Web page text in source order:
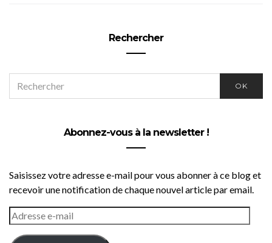
Rechercher
FOR:
OK
Abonnez-vous à la newsletter !
Saisissez votre adresse e-mail pour vous abonner à ce blog et
recevoir une notification de chaque nouvel article par email.
ADRESSE
E-
MAIL